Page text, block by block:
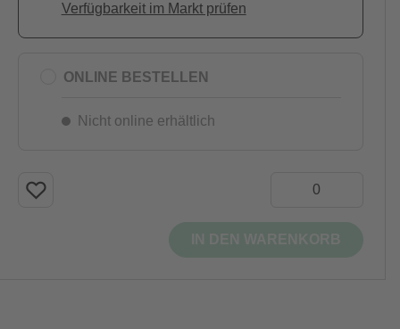
Verfügbarkeit im Markt prüfen
ONLINE BESTELLEN
Nicht online erhältlich